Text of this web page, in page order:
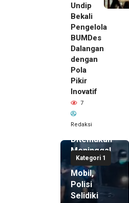
Undip
Bekali
Pengelola
BUMDes
Dalangan
dengan
Pola
Pikir
Inovatif
7
Redaksi
Kategori 1
1 hari lalu
Pemilik
Royal
Phone
Ditemukan
Meninggal
di Dalam
Mobil,
Polisi
Selidiki